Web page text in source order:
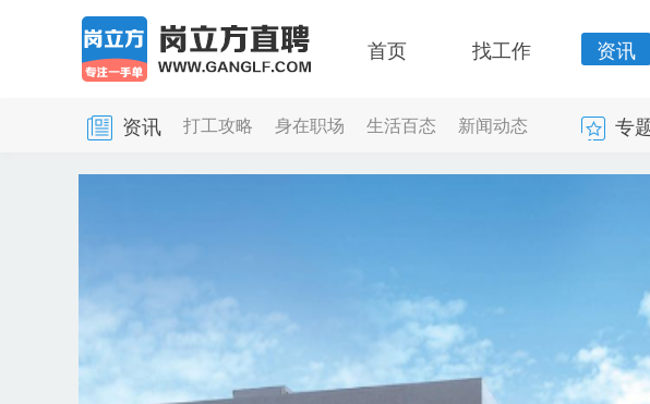
首页 找工作 资讯
资讯 打工攻略 身在职场 生活百态 新闻动态 专